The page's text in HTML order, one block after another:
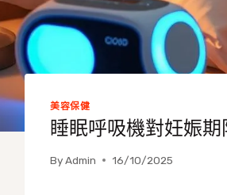
美容保健
睡眠呼吸機對妊娠
ByAdmin 16/10/2025